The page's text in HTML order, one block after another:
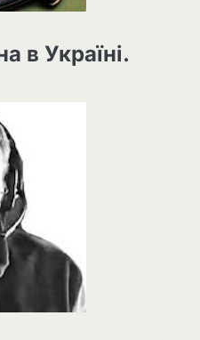
в Україні.